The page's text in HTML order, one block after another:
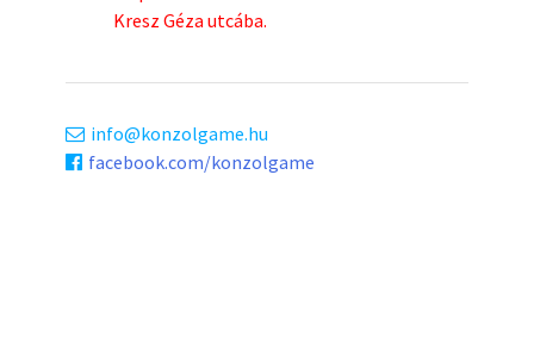
Kresz Géza utcába.
info
konzolgame.hu
facebook.com/konzolgame